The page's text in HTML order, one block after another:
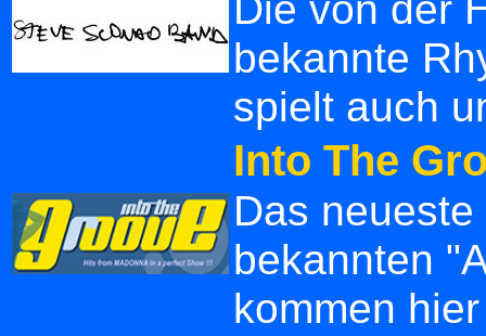
bekannte
spielt auch
Into The
Das
bekannten
kommen